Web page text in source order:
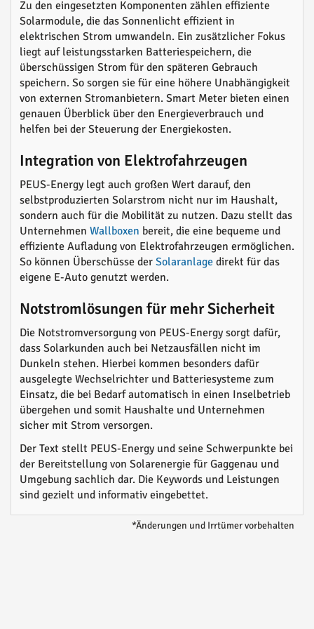
Zu den eingesetzten Komponenten zählen effiziente
Solarmodule, die das Sonnenlicht effizient in
elektrischen Strom umwandeln. Ein zusätzlicher Fokus
liegt auf leistungsstarken Batteriespeichern, die
überschüssigen Strom für den späteren Gebrauch
speichern. So sorgen sie für eine höhere Unabhängigkeit
von externen Stromanbietern. Smart Meter bieten einen
genauen Überblick über den Energieverbrauch und
helfen bei der Steuerung der Energiekosten.
Integration von Elektrofahrzeugen
PEUS-Energy legt auch großen Wert darauf, den
selbstproduzierten Solarstrom nicht nur im Haushalt,
sondern auch für die Mobilität zu nutzen. Dazu stellt das
Unternehmen Wallboxen bereit, die eine bequeme und
effiziente Aufladung von Elektrofahrzeugen ermöglichen.
So können Überschüsse der Solaranlage direkt für das
eigene E-Auto genutzt werden.
Notstromlösungen für mehr Sicherheit
Die Notstromversorgung von PEUS-Energy sorgt dafür,
dass Solarkunden auch bei Netzausfällen nicht im
Dunkeln stehen. Hierbei kommen besonders dafür
ausgelegte Wechselrichter und Batteriesysteme zum
Einsatz, die bei Bedarf automatisch in einen Inselbetrieb
übergehen und somit Haushalte und Unternehmen
sicher mit Strom versorgen.
Der Text stellt PEUS-Energy und seine Schwerpunkte bei
der Bereitstellung von Solarenergie für Gaggenau und
Umgebung sachlich dar. Die Keywords und Leistungen
sind gezielt und informativ eingebettet.
*Änderungen und Irrtümer vorbehalten